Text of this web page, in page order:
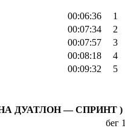
00:06:36 1
00:07:34 2
00:07:57 3
00:08:18 4
00:09:32 5
ДУАТЛОН — СПРИНТ )
бег 1